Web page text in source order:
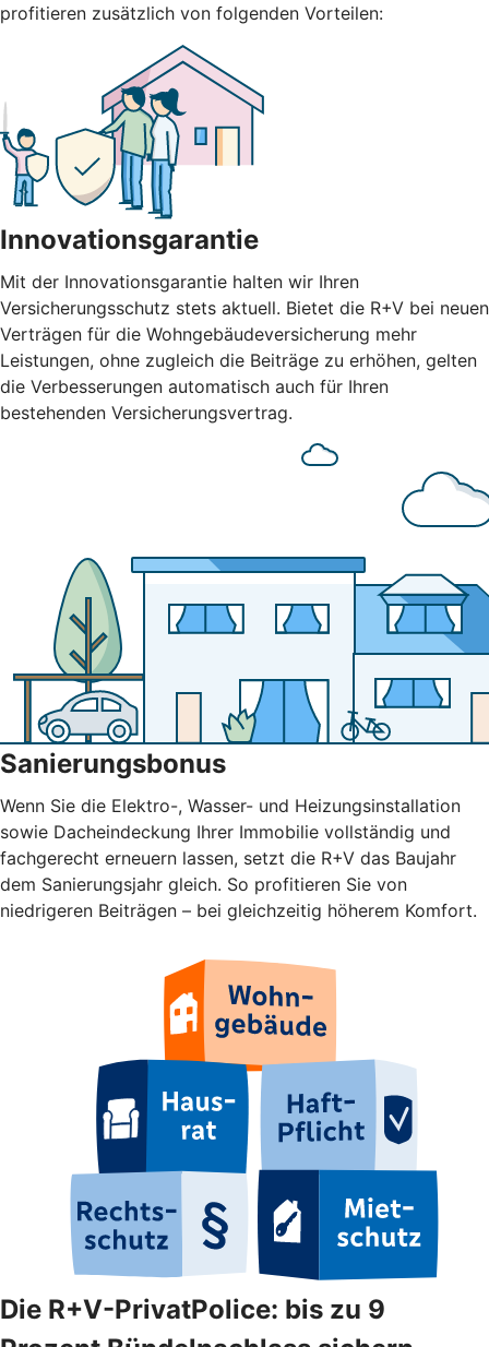
profitieren zusätzlich von folgenden Vorteilen:
Innovationsgarantie
Mit der Innovationsgarantie halten wir Ihren
Versicherungsschutz stets aktuell. Bietet die R+V bei neuen
Verträgen für die Wohngebäudeversicherung mehr
Leistungen, ohne zugleich die Beiträge zu erhöhen, gelten
die Verbesserungen automatisch auch für Ihren
bestehenden Versicherungsvertrag.
Sanierungsbonus
Wenn Sie die Elektro-, Wasser- und Heizungsinstallation
sowie Dacheindeckung Ihrer Immobilie vollständig und
fachgerecht erneuern lassen, setzt die R+V das Baujahr
dem Sanierungsjahr gleich. So profitieren Sie von
niedrigeren Beiträgen – bei gleichzeitig höherem Komfort.
Die R+V-PrivatPolice: bis zu 9